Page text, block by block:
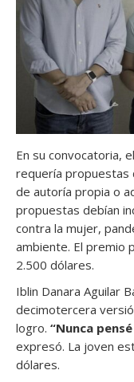
En su convocatoria,
requería
de autoría propia o
propuestas debían
contra la mujer,
ambiente. El premio
2.500 dólares.
Iblin Danara Aguilar
decimotercera
logro. “Nunca
expresó. La joven
dólares.